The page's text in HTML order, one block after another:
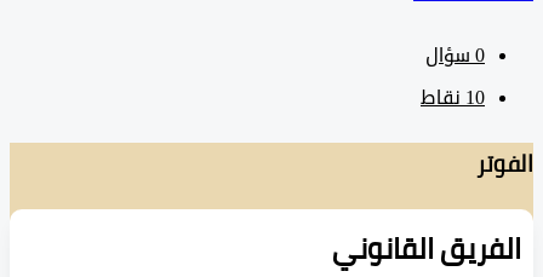
سؤال
نقاط
القانوني